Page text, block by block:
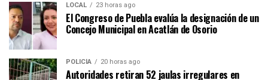
LOCAL 23 horas ago
El Congreso de Puebla evalúa la designación de un
Concejo Municipal en Acatlán de Osorio
POLICÍA 20 horas ago
Autoridades retiran 52 jaulas irregulares en